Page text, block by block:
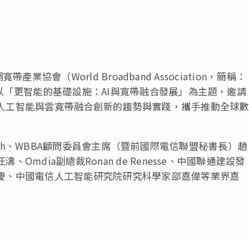
帶產業協會（World Broadband Association，簡稱：
更智能的基礎設施：AI與寬帶融合發展」為主題，邀請
智能與雲寬帶融合創新的趨勢與實踐，攜手推動全球數
WBBA顧問委員會主席（暨前國際電信聯盟秘書長）趙
、Omdia副總裁Ronan de Renesse、中國聯通建設發
中國電信人工智能研究院研究科學家邵嘉偉等業界嘉